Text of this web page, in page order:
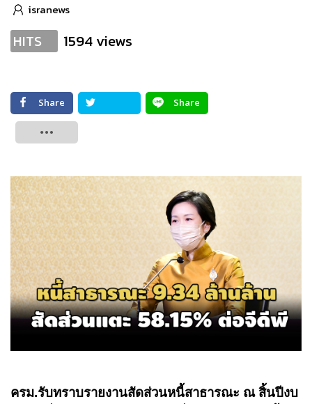
isranews
HITS 1594 views
Share
Share
ครม.รับทราบรายงานสัดส่วนหนี้สาธารณะ ณ สิ้นปีงบ